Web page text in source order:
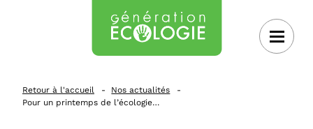
Retour à l'accueil
Nos actualités
Pour un printemps de l’écologie…